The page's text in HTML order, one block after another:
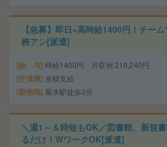
【急募】即日×高時給1400円！チー
務アシ[派遣]
給 与 時給1400円 月収例 219,240円
交通費 全額支給
勤務地 菊水駅徒歩3分
＼週1～＆時短もOK／図書館、新規
るだけ！WワークOK[派遣]